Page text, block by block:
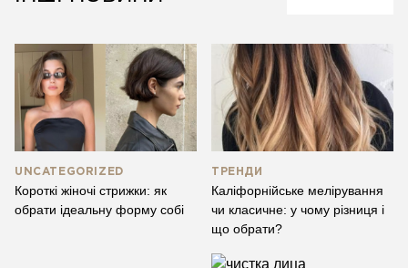
UNCATEGORIZED
Короткі жіночі стрижки: як
обрати ідеальну форму собі
ТРЕНДИ
Каліфорнійське мелірування
чи класичне: у чому різниця і
що обрати?